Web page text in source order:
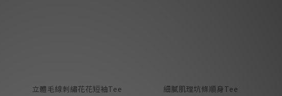
立體毛線刺繡花花短袖Tee 細膩肌理坑條順身Tee